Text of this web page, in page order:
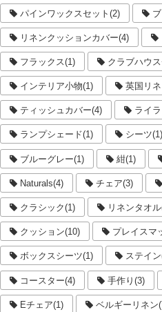
パインワックスセット(2)
リネンクッションカバー(4)
フラックス(1) クラブハウ
インテリア小物(1) 英国リ
ティッシュカバー(4) ライ
ランプシェード(1) シーツ(1)
ブルーグレー(1) 紺(1)
Naturals(4) チェア(3)
クラシック(1) リネンタオ
クッション(10) プレイスマ
ボックスシーツ(1) ステイ
コースター(4) 手作り(3)
Eチェア(1) ベルギーリネン